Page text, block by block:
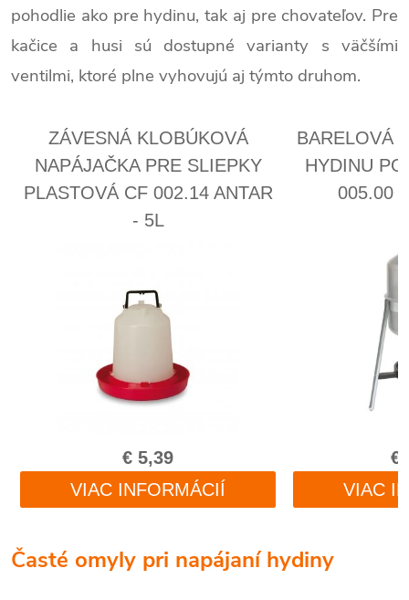
pohodlie ako pre hydinu, tak aj pre chovateľov. Pre
kačice a husi sú dostupné varianty s väčšími
ventilmi, ktoré plne vyhovujú aj týmto druhom.
Časté omyly pri napájaní hydiny